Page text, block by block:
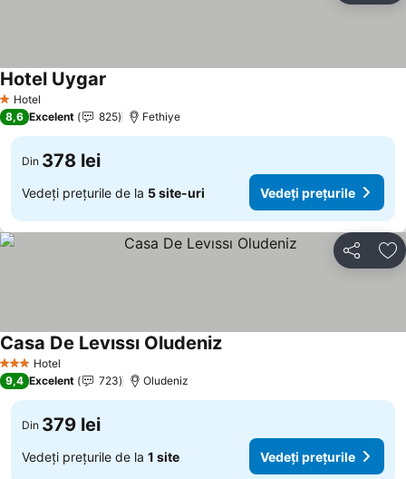
1 Stele
Hotel
Hotel Uygar
8,6 Excelent 825 Fethiye
Din 378 lei
Vedeți prețurile de la 5 site-uri Vedeți prețurile
Distribuiți
3 SteleHotel
Casa De Levıssı Oludeniz
9,4 Excelent 723 Oludeniz
Din 379 lei
Vedeți prețurile de la 1 site Vedeți prețurile